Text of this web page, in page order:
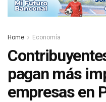
Home Economía
pagan más
empresas en